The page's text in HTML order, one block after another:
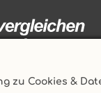
zu Cookies &